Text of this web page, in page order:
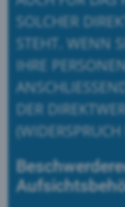
SOLCHER
STEHT. WENN
IHRE
DER